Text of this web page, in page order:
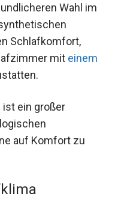
Wahl im
Schlafkomfort,
mit einem
ein großer
auf Komfort zu